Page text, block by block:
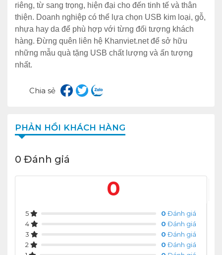
riêng, từ sang trọng, hiện đại cho đến tinh tế và thân
thiện. Doanh nghiệp có thể lựa chọn USB kim loại, gỗ,
nhựa hay da để phù hợp với từng đối tượng khách
hàng. Đừng quên liên hệ Khanviet.net để sở hữu
những mẫu quà tặng USB chất lượng và ấn tượng
nhất.
Chia sẻ
PHẢN HỒI KHÁCH HÀNG
0 Đánh giá
0
5 0 Đánh giá
4
0 Đánh giá
3
0 Đánh giá
2
0 Đánh giá